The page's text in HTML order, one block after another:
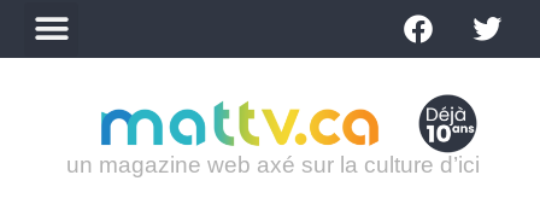
un magazine web axé sur la culture d’ici